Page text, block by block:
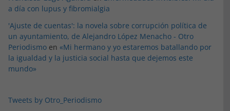
a día con lupus y fibromialgia
'Ajuste de cuentas': la novela sobre corrupción política de
un ayuntamiento, de Alejandro López Menacho - Otro
Periodismo en «Mi hermano y yo estaremos batallando por
la igualdad y la justicia social hasta que dejemos este
mundo»
Tweets by Otro_Periodismo